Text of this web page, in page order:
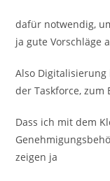
dafür notwendig,
ja gute Vorschläge
Also
der Taskforce, zum
Dass ich mit dem
zeigen ja